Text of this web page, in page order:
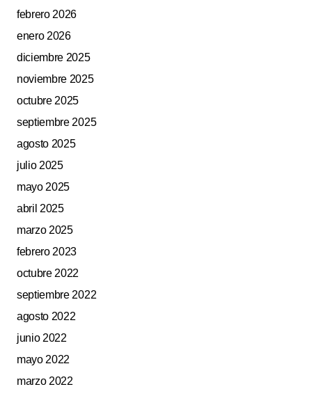
febrero 2026
enero 2026
diciembre 2025
noviembre 2025
octubre 2025
septiembre 2025
agosto 2025
julio 2025
mayo 2025
abril 2025
marzo 2025
febrero 2023
octubre 2022
septiembre 2022
agosto 2022
junio 2022
mayo 2022
marzo 2022